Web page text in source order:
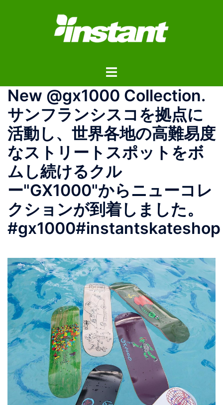
ス
ト
ル
メ
ニ
ュ
ー
New @gx1000 Collection.
サンフランシスコを拠点に
活動し、世界各地の高難易度
なストリートスポットをボ
ムし続けるクル
ー"GX1000"からニューコレ
クションが到着しました。
#gx1000#instantskateshop